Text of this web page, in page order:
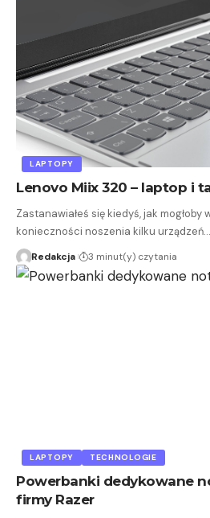
LAPTOPY
Lenovo Miix 320 – laptop i
Zastanawiałeś się kiedyś, jak mogłoby
konieczności noszenia kilku urządzeń…
Redakcja 3 minut(y) czytania
LAPTOPY TECHNOLOGIE
Powerbanki dedykowane
firmy Razer